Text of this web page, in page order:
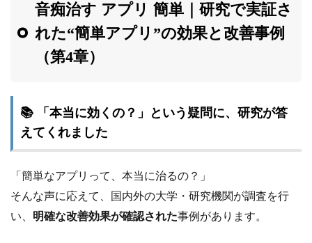
音痴治す アプリ 簡単｜研究で実証さ
れた“簡単アプリ”の効果と改善事例
（第4章）
📚 「本当に効くの？」という疑問に、研究が答
えてくれました
「簡単なアプリって、本当に治るの？」
そんな声に応えて、国内外の大学・研究機関が調査を行
い、 明確な改善効果が確認された事例があります。